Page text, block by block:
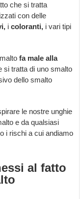
che si tratta
con delle
icoloranti, i vari tipi
fa male alla
si tratta di uno smalto
dello smalto
le nostre unghie
e da qualsiasi
i rischi a cui andiamo
al fatto